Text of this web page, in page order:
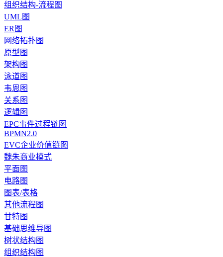
组织结构-流程图
UML图
ER图
网络拓扑图
原型图
架构图
泳道图
韦恩图
关系图
逻辑图
EPC事件过程链图
BPMN2.0
EVC企业价值链图
魏朱商业模式
平面图
电路图
图表/表格
其他流程图
甘特图
基础思维导图
树状结构图
组织结构图